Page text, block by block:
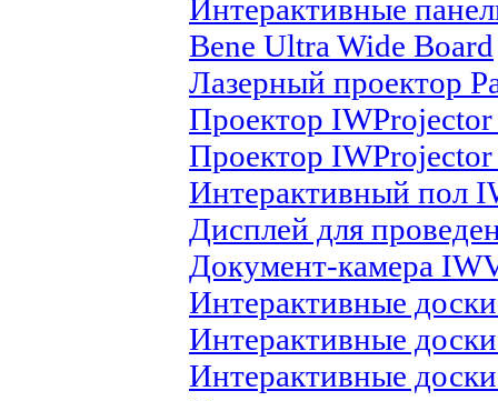
Интерактивные
Bene Ultra Wide Board
Лазерный проектор
Проектор
Проектор
Интерактивный пол
Дисплей для
Документ-камера
Интерактивные
Интерактивные
Интерактивные